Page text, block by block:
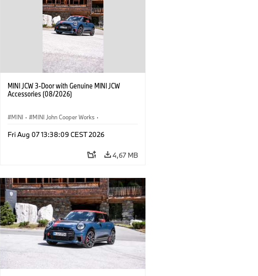
MINI JCW 3-Door with Genuine MINI JCW
Accessories (08/2026)
MINI · MINI John Cooper Works ·
Opcionális extrák, kiegészítők
Fri Aug 07 13:38:09 CEST 2026
4,67 MB